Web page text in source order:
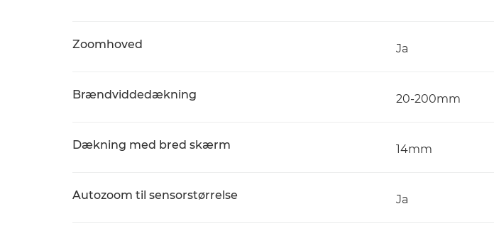
Zoomhoved Ja
Brændviddedækning 20-200mm
Dækning med bred skærm 14mm
Autozoom til sensorstørrelse Ja